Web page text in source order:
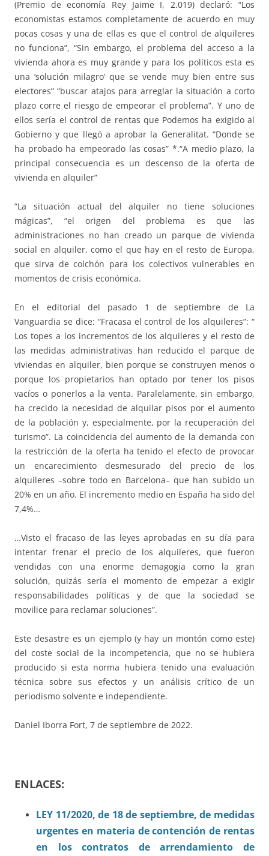
(Premio de economía Rey Jaime I, 2.019) declaró: “Los
economistas estamos completamente de acuerdo en muy
pocas cosas y una de ellas es que el control de alquileres
no funciona”, “Sin embargo, el problema del acceso a la
vivienda ahora es muy grande y para los políticos esta es
una ‘solución milagro’ que se vende muy bien entre sus
electores” “buscar atajos para arreglar la situación a corto
plazo corre el riesgo de empeorar el problema”. Y uno de
ellos sería el control de rentas que Podemos ha exigido al
Gobierno y que llegó a aprobar la Generalitat. “Donde se
ha probado ha empeorado las cosas” *.“A medio plazo, la
principal consecuencia es un descenso de la oferta de
vivienda en alquiler”
“La situación actual del alquiler no tiene soluciones
mágicas”, “el origen del problema es que las
administraciones no han creado un parque de vivienda
social en alquiler, como el que hay en el resto de Europa,
que sirva de colchón para los colectivos vulnerables en
momentos de crisis económica.
En el editorial del pasado 1 de septiembre de La
Vanguardia se dice: “Fracasa el control de los alquileres”: “
Los topes a los incrementos de los alquileres y el resto de
las medidas administrativas han reducido el parque de
viviendas en alquiler, bien porque se construyen menos o
porque los propietarios han optado por tener los pisos
vacíos o ponerlos a la venta. Paralelamente, sin embargo,
ha crecido la necesidad de alquilar pisos por el aumento
de la población y, especialmente, por la recuperación del
turismo”. La coincidencia del aumento de la demanda con
la restricción de la oferta ha tenido el efecto de provocar
un encarecimiento desmesurado del precio de los
alquileres –sobre todo en Barcelona– que han subido un
20% en un año. El incremento medio en España ha sido del
7,4%…
…Visto el fracaso de las leyes aprobadas en su día para
intentar frenar el precio de los alquileres, que fueron
vendidas con una enorme demagogia como la gran
solución, quizás sería el momento de empezar a exigir
responsabilidades políticas y de que la sociedad se
movilice para reclamar soluciones”.
Este desastre es un ejemplo (y hay un montón como este)
del coste social de la incompetencia, que no se hubiera
producido si esta norma hubiera tenido una evaluación
técnica sobre sus efectos y un análisis crítico de un
periodismo solvente e independiente.
Daniel Iborra Fort, 7 de septiembre de 2022.
ENLACES:
LEY 11/2020, de 18 de septiembre, de medidas
urgentes en materia de contención de rentas
en los contratos de arrendamiento de